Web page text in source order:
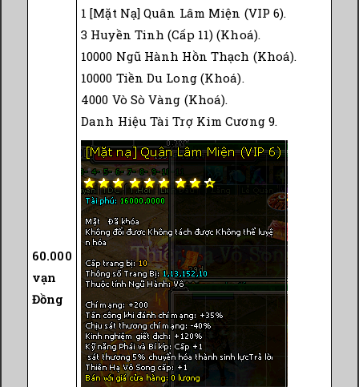
60.000
vạn
Đồng
1 [Mặt Nạ] Quân Lâm Miện (VIP 6).
3 Huyền Tinh (Cấp 11) (Khoá).
10000 Ngũ Hành Hồn Thạch (Khoá).
10000 Tiền Du Long (Khoá).
4000 Vò Sò Vàng (Khoá).
Danh Hiệu Tài Trợ Kim Cương 9.